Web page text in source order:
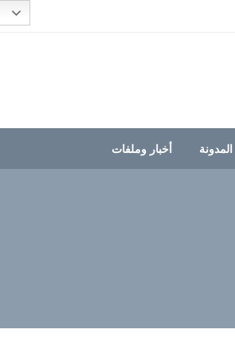
المدونة أخبار وملفات